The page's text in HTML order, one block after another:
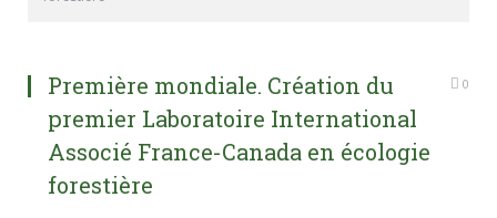
Première mondiale. Création du
premier Laboratoire International
Associé France-Canada en écologie
forestière
0